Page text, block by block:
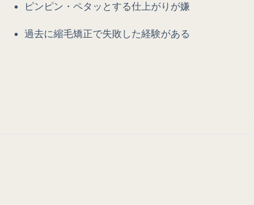
ピンピン・ペタッとする仕上がりが嫌
過去に縮毛矯正で失敗した経験がある